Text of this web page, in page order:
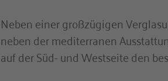
Neben einer großzügigen
neben der mediterranen
auf der Süd- und Westseite den